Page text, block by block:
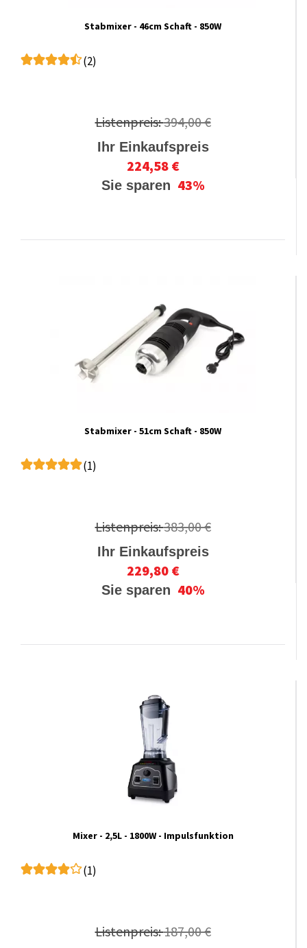
Stabmixer - 46cm Schaft - 850W
(2)
Listenpreis:394,00 €
Ihr Einkaufspreis
224,58 €
Sie sparen 43%
Stabmixer - 51cm Schaft - 850W
(1)
Listenpreis:383,00 €
Ihr Einkaufspreis
229,80 €
Sie sparen 40%
Mixer - 2,5L - 1800W - Impulsfunktion
(1)
Listenpreis:187,00 €